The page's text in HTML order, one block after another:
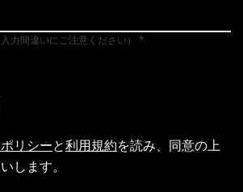
力間違いにご注意ください）
リシーと利用規約を読み、同意の上
します。